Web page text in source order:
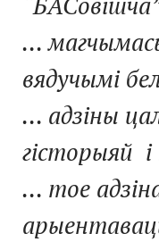
...
вядучымі
... адзіны
гісторыяй
... тое